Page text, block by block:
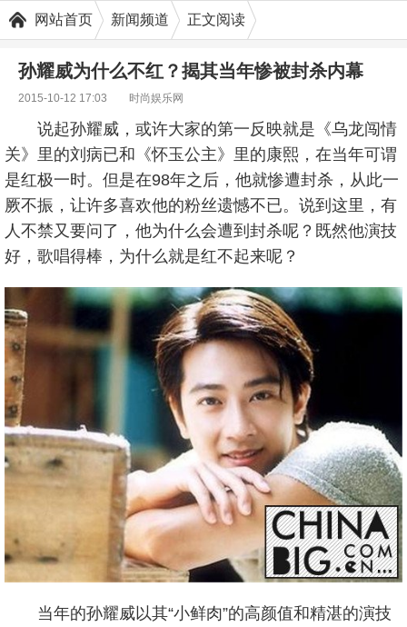
网站首页 新闻频道 正文阅读
孙耀威为什么不红？揭其当年惨被封杀内幕
2015-10-12 17:03 时尚娱乐网
说起孙耀威，或许大家的第一反映就是《乌龙闯情
关》里的刘病已和《怀玉公主》里的康熙，在当年可谓
是红极一时。但是在98年之后，他就惨遭封杀，从此一
厥不振，让许多喜欢他的粉丝遗憾不已。说到这里，有
人不禁又要问了，他为什么会遭到封杀呢？既然他演技
好，歌唱得棒，为什么就是红不起来呢？
当年的孙耀威以其“小鲜肉”的高颜值和精湛的演技